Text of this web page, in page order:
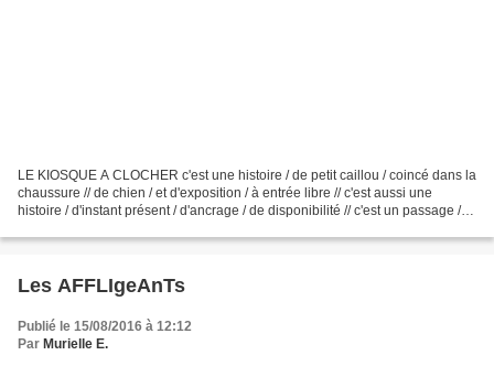
LE KIOSQUE A CLOCHER c'est une histoire / de petit caillou / coincé dans la
chaussure // de chien / et d'exposition / à entrée libre // c'est aussi une
histoire / d'instant présent / d'ancrage / de disponibilité // c'est un passage /
Les AFFLIgeAnTs
Publié le 15/08/2016 à 12:12
Par Murielle E.